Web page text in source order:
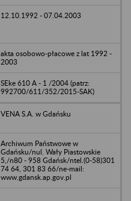
12.10.1992 - 07.04.2003
akta osobowo-płacowe z lat 1992 -
2003
SEke 610 A - 1 /2004 (patrz:
992700/611/352/2015-SAK)
VENA S.A. w Gdańsku
Archiwum Państwowe w
Gdańsku/nul. Wały Piastowskie
5,/n80 - 958 Gdańsk/ntel.(0-58)301
74 64, 301 83 66/ne-mail:
www.gdansk.ap.gov.pl